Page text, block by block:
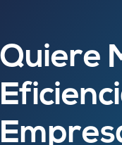
Quiere